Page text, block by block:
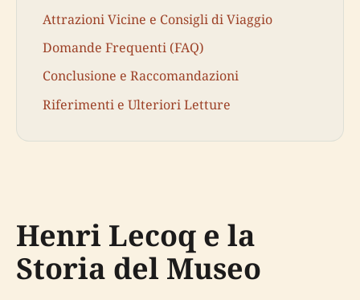
Attrazioni Vicine e Consigli di Viaggio
Domande Frequenti (FAQ)
Conclusione e Raccomandazioni
Riferimenti e Ulteriori Letture
Henri Lecoq e la
Storia del Museo